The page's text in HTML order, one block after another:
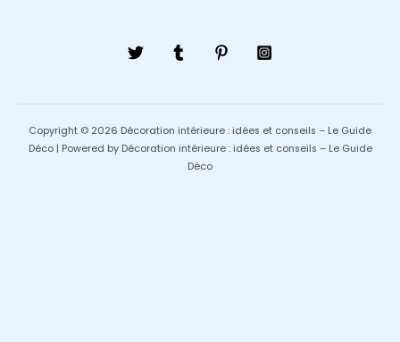
Copyright © 2026 Décoration intérieure : idées et conseils – Le Guide
Déco | Powered by Décoration intérieure : idées et conseils – Le Guide
Déco